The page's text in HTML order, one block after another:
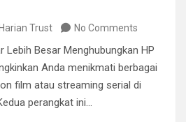
Trust No Comments
Lebih Besar Menghubungkan HP
Anda menikmati berbagai
film atau streaming serial di
perangkat ini…